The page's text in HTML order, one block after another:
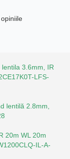
3.6mm, IR
LFS-
lentilă 2.8mm,
20m WL 20m
IL-A-